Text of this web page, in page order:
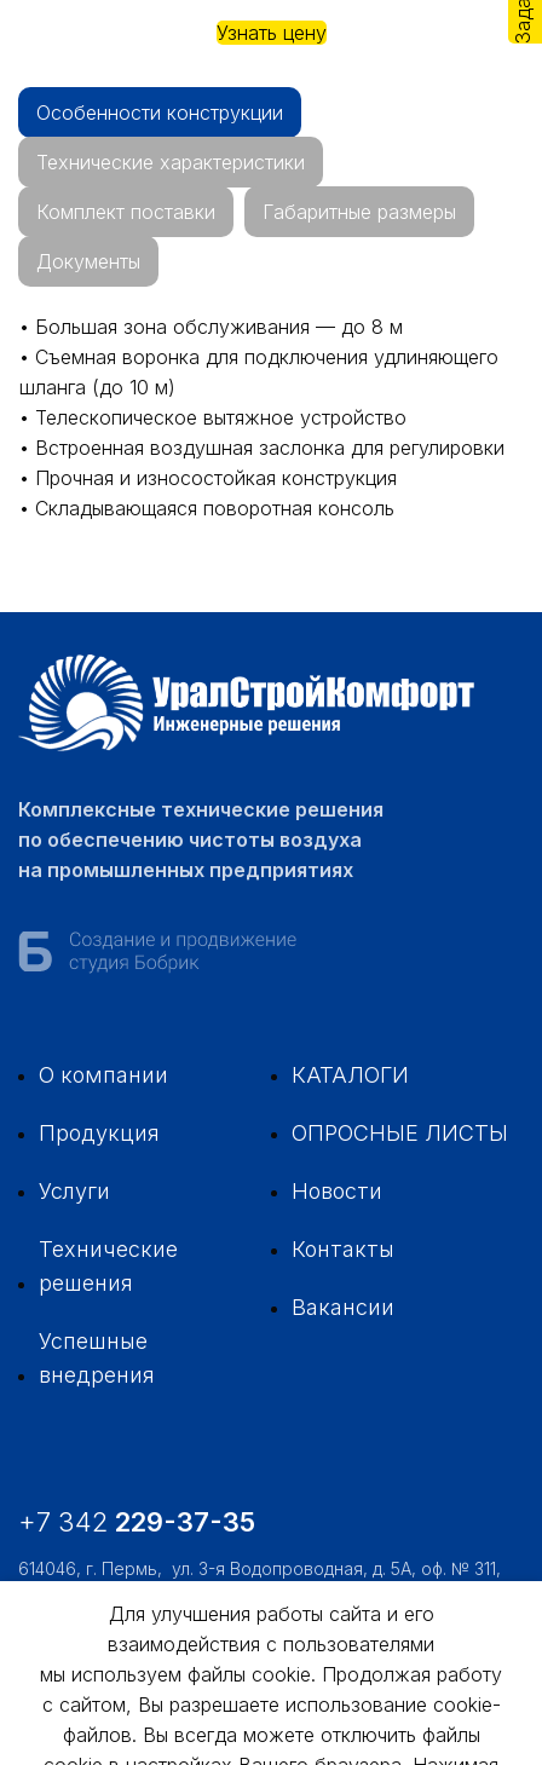
Узнать цену
Особенности конструкции
Технические характеристики
Комплект поставки Габаритные размеры
Документы
• Большая зона обслуживания — до 8 м
• Съемная воронка для подключения удлиняющего
шланга (до 10 м)
• Телескопическое вытяжное устройство
• Встроенная воздушная заслонка для регулировки
• Прочная и износостойкая конструкция
• Складывающаяся поворотная консоль
Комплексные технические решения
по обеспечению чистоты воздуха
на промышленных предприятиях
О компании
Продукция
Услуги
Технические
решения
Успешные
внедрения
КАТАЛОГИ
ОПРОСНЫЕ ЛИСТЫ
Новости
Контакты
Вакансии
+7 342 229-37-35
614046, г. Пермь, ул. 3-я Водопроводная, д. 5А, оф. № 311,
usk@usk.perm.ru
Обратная связь
Для улучшения работы сайта и его
взаимодействия с пользователями
мы используем файлы cookie. Продолжая работу
с сайтом, Вы разрешаете использование cookie-
файлов. Вы всегда можете отключить файлы